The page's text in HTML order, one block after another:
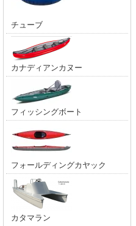
チューブ
カナディアンカヌー
フィッシングボート
フォールディングカヤック
カタマラン